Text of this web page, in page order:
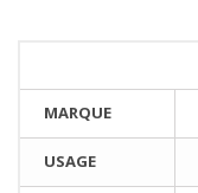
MARQUE
USAGE